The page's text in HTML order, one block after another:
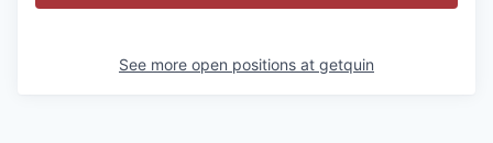
See more open positions at getquin